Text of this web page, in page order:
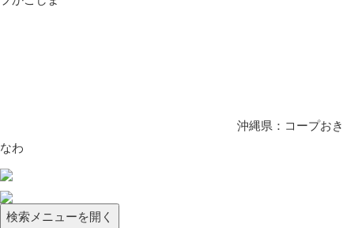
沖縄県：コープおき
なわ
検索メニューを開く